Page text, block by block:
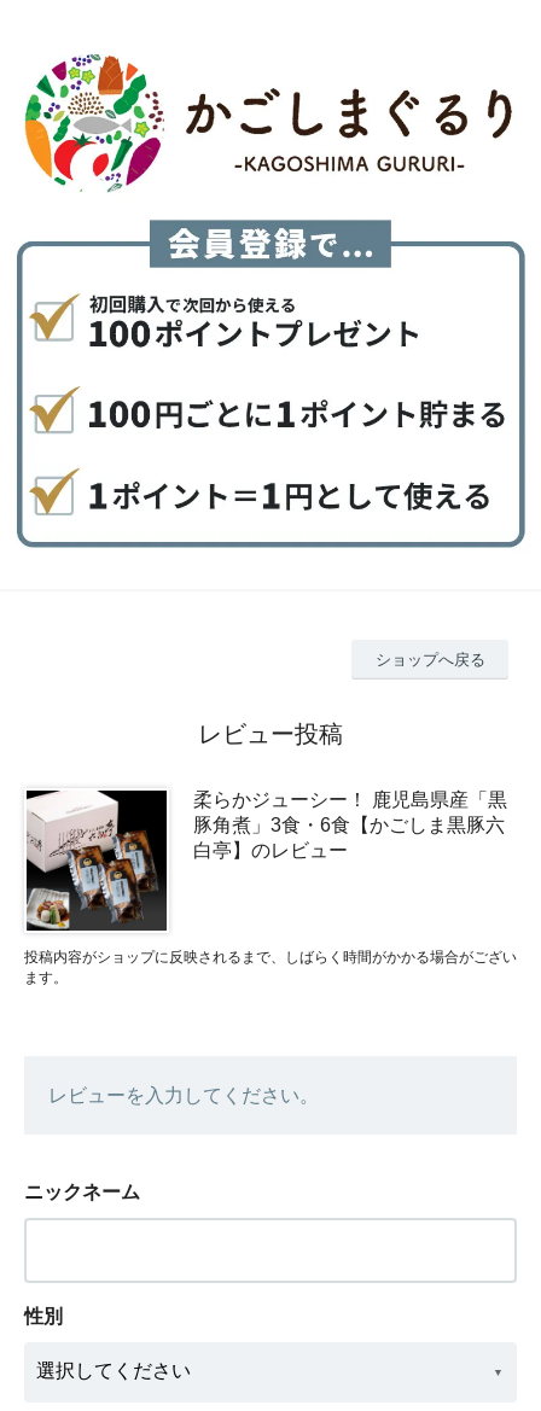
ショップへ戻る
レビュー投稿
柔らかジューシー！ 鹿児島県産「黒
豚角煮」3食・6食【かごしま黒豚六
白亭】のレビュー
投稿内容がショップに反映されるまで、しばらく時間がかかる場合がござい
ます。
レビューを入力してください。
ニックネーム
性別